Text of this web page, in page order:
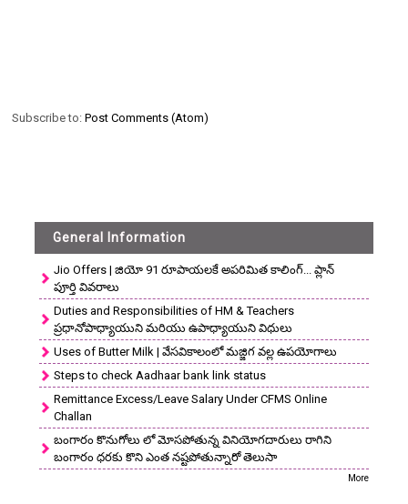
Subscribe to:Post Comments (Atom)
General Information
Jio Offers | జియో 91 రూపాయలకే అపరిమిత కాలింగ్... ప్లాన్
పూర్తి వివరాలు
Duties and Responsibilities of HM & Teachers
ప్రధానోపాధ్యాయుని మరియు ఉపాధ్యాయుని విధులు
Uses of Butter Milk | వేసవికాలంలో మజ్జిగ వల్ల ఉపయోగాలు
Steps to check Aadhaar bank link status
Remittance Excess/Leave Salary Under CFMS Online
Challan
బంగారం కొనుగోలు లో మోసపోతున్న వినియోగదారులు రాగిని
బంగారం ధరకు కొని ఎంత నష్టపోతున్నారో తెలుసా
More